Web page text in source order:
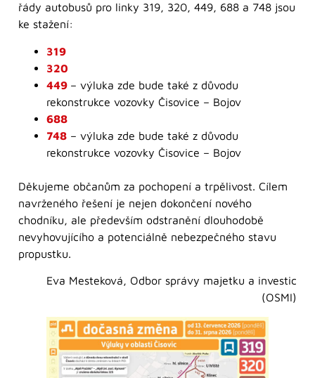
řády autobusů pro linky 319, 320, 449, 688 a 748 jsou
ke stažení:
319
320
449 – výluka zde bude také z důvodu
rekonstrukce vozovky Čisovice – Bojov
688
748 – výluka zde bude také z důvodu
rekonstrukce vozovky Čisovice – Bojov
Děkujeme občanům za pochopení a trpělivost. Cílem
navrženého řešení je nejen dokončení nového
chodníku, ale především odstranění dlouhodobě
nevyhovujícího a potenciálně nebezpečného stavu
propustku.
Eva Mesteková, Odbor správy majetku a investic
(OSMI)